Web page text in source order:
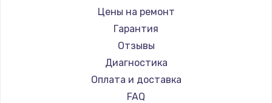
Ремонт ноутбуков iru
Ремонт ноутбуков Machenike
Ремонт ноутбуков DEXP
Ремонт ноутбуков Teclast
Ремонт ноутбуков CHUWI
Ремонт ноутбуков Colorful
Gigabyte
Aorus
Maibenben
Getac
Epson
Philips
Цены на ремонт
Гарантия
Отзывы
Диагностика
Оплата и доставка
FAQ